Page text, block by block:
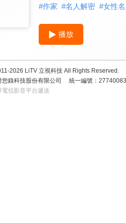
#作家 #名人解密 #女性
播放
2026 LiTV 立視科技 All Rights Reserved.
錄科技股份有限公司
統一編號：
信影音平台遞送